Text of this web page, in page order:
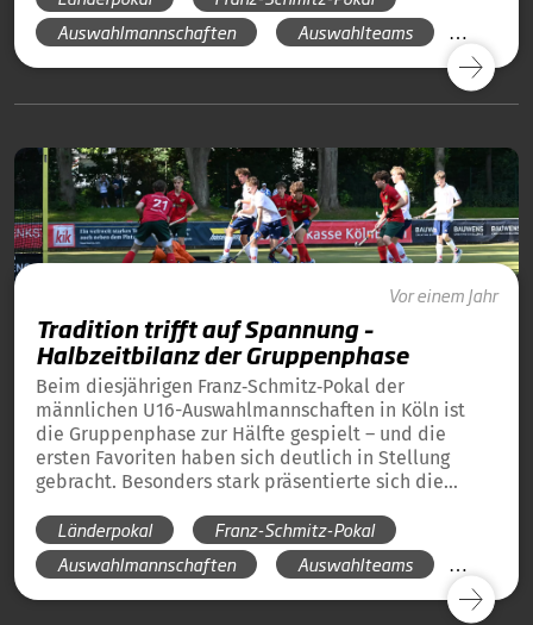
Auswahlmannschaften
Auswahlteams
Länderpokal 2025
Vor einem Jahr
Tradition trifft auf Spannung –
Halbzeitbilanz der Gruppenphase
Beim diesjährigen Franz‑Schmitz‑Pokal der
männlichen U16-Auswahlmannschaften in Köln ist
die Gruppenphase zur Hälfte gespielt – und die
ersten Favoriten haben sich deutlich in Stellung
gebracht. Besonders stark präsentierte sich die
Verbands, die ihr Auftaktspiel gegen Bremen
souverän mit 3:0 für sich entschied. Auch Hamburg
und Bayern setzten klare Ausrufezeichen: Die
Hanseaten besiegten Berlin mit 4:0, während Bayern
Länderpokal
Franz-Schmitz-Pokal
Auswahlmannschaften
Auswahlteams
Länderpokal 2025